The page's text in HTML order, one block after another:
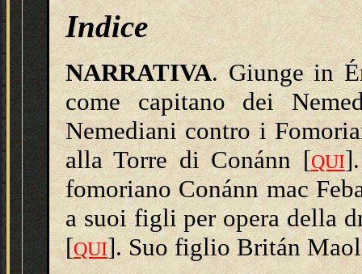
Indice
NARRATIVA. Giunge in
come capitano dei
Nemediani contro i
alla Torre di Conánn [QUI
fomoriano Conánn mac
a suoi figli per opera della
[QUI]. Suo figlio Britán